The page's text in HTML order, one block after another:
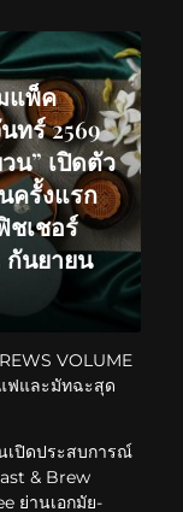
แพ็ค
ทร์ 2569
น” เปิดตัว
ครั้งแรก
ชเชอร์
กันยายน
VOLUME
ฟและมัทฉะสุด
เปิดประสบการณ์
& Brew
ย่านเอกมัย-